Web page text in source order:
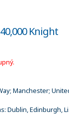
Knight
Manchester;
Dublin, Edinburgh,